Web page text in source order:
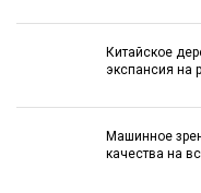
Китайское
экспансия на
Машинное
качества на